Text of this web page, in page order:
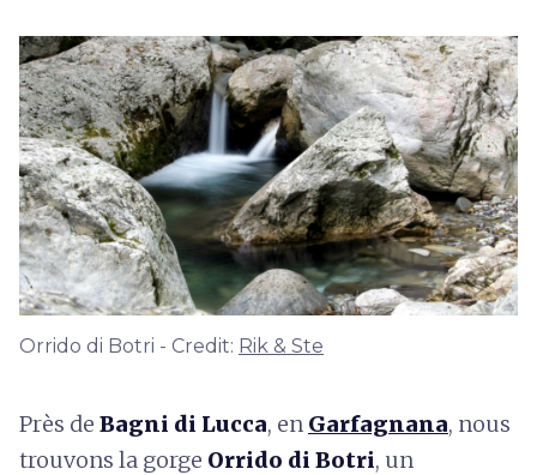
Orrido di Botri - Credit: Rik & Ste
Près de Bagni di Lucca, en Garfagnana, nous
trouvons la gorge Orrido di Botri, un